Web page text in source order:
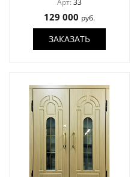
129 000 руб.
ЗАКАЗАТЬ